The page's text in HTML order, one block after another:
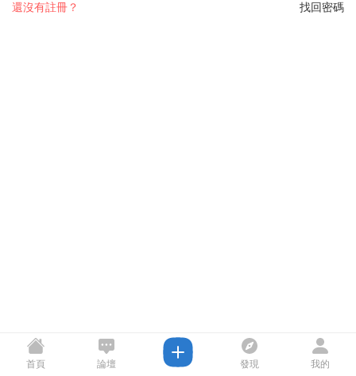
找回密碼
還沒有註冊？
首頁 論壇 發現 我的